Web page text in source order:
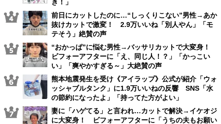
き！」
前日にカットしたのに…“しっくりこない”男性→あか
抜けカットで激変！ 2.9万いいね「別人やん」「モ
テそう」絶賛の声
“おかっぱ”に悩む男性→バッサリカットで大変身！
ビフォーアフターに「え、同じ人！？」「かっこい
い」「爽やかすぎる～」大絶賛の声
熊本地震発生を受け《アイラップ》公式が紹介「ウォ
ッシャブルタンク」に1.9万いいねの反響 SNS「水
の節約になったよ」「持ってた方がよい」
妻に「ハゲてる」と言われ…カットで解決→イケオジ
に大変身！ ビフォーアフターに「うちの夫もお願い